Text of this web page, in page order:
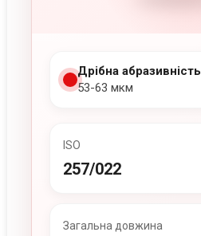
Дрібна абразивність
53-63 мкм
ISO
257/022
Загальна довжина